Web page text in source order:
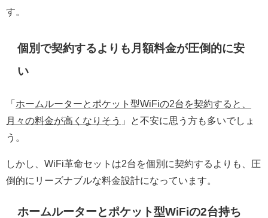
す。
個別で契約するよりも月額料金が圧倒的に安
い
「 ホームルーターとポケット型WiFiの2台を契約すると、
月々の料金が高くなりそう
」と不安に思う方も多いでしょ
う。
しかし、WiFi革命セットは2台を個別に契約するよりも、圧
倒的にリーズナブルな料金設計になっています。
ホームルーターとポケット型WiFiの2台持ち